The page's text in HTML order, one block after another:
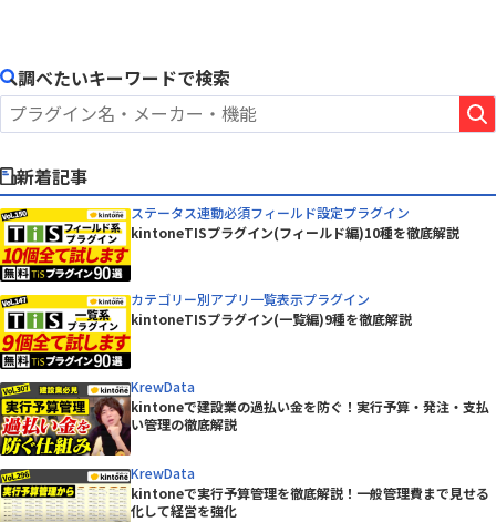
調べたいキーワードで検索
新着記事
ステータス連動必須フィールド設定プラグイン
kintoneTISプラグイン(フィールド編)10種を徹底解説
カテゴリー別アプリ一覧表示プラグイン
kintoneTISプラグイン(一覧編)9種を徹底解説
KrewData
kintoneで建設業の過払い金を防ぐ！実行予算・発注・支払
い管理の徹底解説
KrewData
kintoneで実行予算管理を徹底解説！一般管理費まで見せる
化して経営を強化